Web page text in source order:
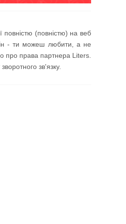
повністю (повністю) на веб
- ти можеш любити, а не
про права партнера Liters.
зв'язку.